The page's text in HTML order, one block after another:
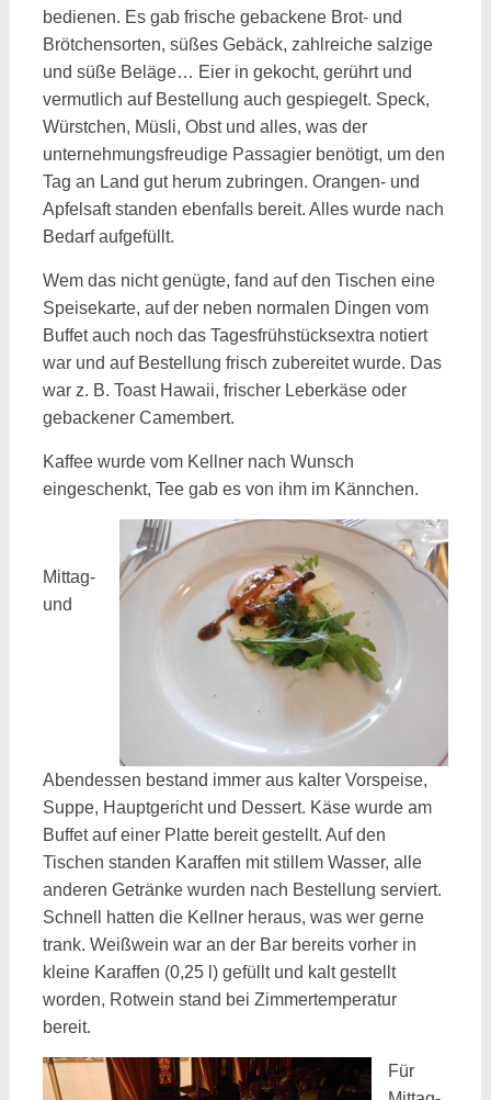
bedienen. Es gab frische gebackene Brot- und
Brötchensorten, süßes Gebäck, zahlreiche salzige
und süße Beläge… Eier in gekocht, gerührt und
vermutlich auf Bestellung auch gespiegelt. Speck,
Würstchen, Müsli, Obst und alles, was der
unternehmungsfreudige Passagier benötigt, um den
Tag an Land gut herum zubringen. Orangen- und
Apfelsaft standen ebenfalls bereit. Alles wurde nach
Bedarf aufgefüllt.
Wem das nicht genügte, fand auf den Tischen eine
Speisekarte, auf der neben normalen Dingen vom
Buffet auch noch das Tagesfrühstücksextra notiert
war und auf Bestellung frisch zubereitet wurde. Das
war z. B. Toast Hawaii, frischer Leberkäse oder
gebackener Camembert.
Kaffee wurde vom Kellner nach Wunsch
eingeschenkt, Tee gab es von ihm im Kännchen.
Mittag-
und
Abendessen bestand immer aus kalter Vorspeise,
Suppe, Hauptgericht und Dessert. Käse wurde am
Buffet auf einer Platte bereit gestellt. Auf den
Tischen standen Karaffen mit stillem Wasser, alle
anderen Getränke wurden nach Bestellung serviert.
Schnell hatten die Kellner heraus, was wer gerne
trank. Weißwein war an der Bar bereits vorher in
kleine Karaffen (0,25 l) gefüllt und kalt gestellt
worden, Rotwein stand bei Zimmertemperatur
bereit.
Für